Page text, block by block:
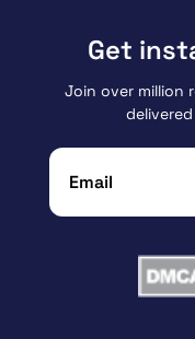
Get
Join over million